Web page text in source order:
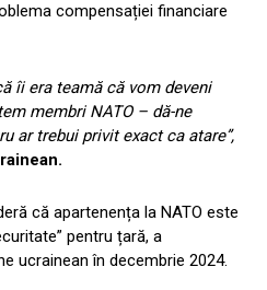
compensației financiare
îi era teamă că vom deveni
membri NATO – dă-ne
ar trebui privit exact ca atare”,
că apartenența la NATO este
pentru țară, a
ucrainean în decembrie 2024.